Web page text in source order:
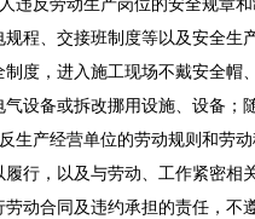
程、交接班制度等以及安全生
度，进入施工现场不戴安全帽
设备或拆改挪用设施、设备；
生产经营单位的劳动规则和劳
行，以及与劳动、工作紧密相
动合同及违约承担的责任，不